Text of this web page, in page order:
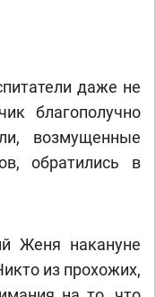
даже не
благополучно
возмущенные
обратились в
Женя накануне
из прохожих,